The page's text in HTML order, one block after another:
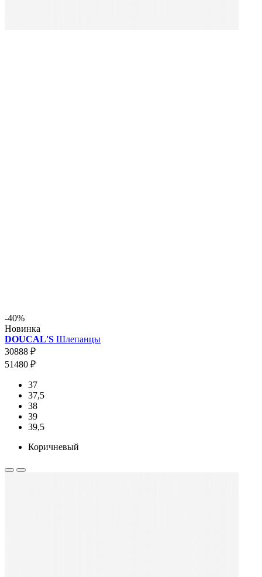
-40%
Новинка
DOUCAL'S Шлепанцы
30888 ₽
51480 ₽
37
37,5
38
39
39,5
Коричневый